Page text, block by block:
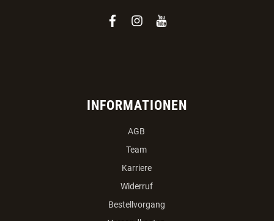
facebook
instagram
youtube
INFORMATIONEN
AGB
Team
Karriere
Widerruf
Bestellvorgang